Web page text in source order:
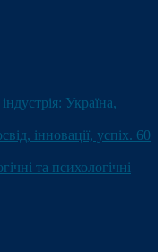
Україна,
інновації, успіх. 60
та психологічні